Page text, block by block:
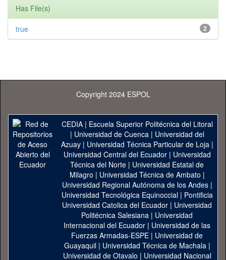
Has File(s)
2
true
Copyright 2024 ESPOL
CEDIA| Escuela Superior Politécnica del Litoral
| Universidad de Cuenca| Universidad del
Azuay| Universidad Técnica Particular de Loja|
Universidad Central del Ecuador| Universidad
Técnica del Norte | Universidad Estatal de
Milagro | Universidad Técnica de Ambato |
Universidad Regional Autónoma de los Andes|
Universidad Tecnológica Equinoccial| Pontificia
Universidad Catolica del Ecuador | Universidad
Politécnica Salesiana | Universidad
Internacional del Ecuador | Universidad de las
Fuerzas Armadas-ESPE | Universidad de
Guayaquil| Universidad Técnica de Machala|
Universidad de Otavalo | Universidad Nacional